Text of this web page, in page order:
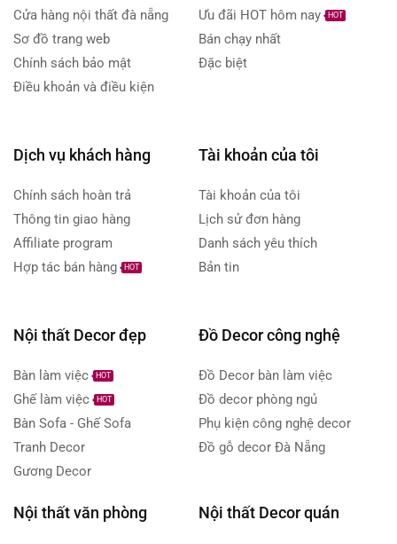
Cửa hàng nội thất đà nẵng
Sơ đồ trang web
Chính sách bảo mật
Điều khoản và điều kiện
Ưu đãi HOT hôm nay HOT
Bán chạy nhất
Đặc biệt
Dịch vụ khách hàng
Chính sách hoàn trả
Thông tin giao hàng
Affiliate program
Hợp tác bán hàng
HOT
Tài khoản của tôi
Tài khoản của tôi
Lịch sử đơn hàng
Danh sách yêu thích
Bản tin
Nội thất Decor đẹp
Bàn làm việc HOT
Ghế làm việc HOT
Bàn Sofa - Ghế Sofa
Tranh Decor
Gương Decor
Đồ Decor công nghệ
Đồ Decor bàn làm việc
Đồ decor phòng ngủ
Phụ kiện công nghệ decor
Đồ gỗ decor Đà Nẵng
Nội thất văn phòng Nội thất Decor quán